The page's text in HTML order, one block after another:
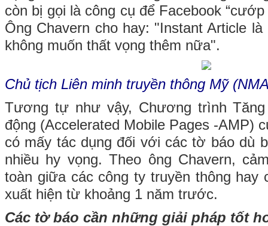
còn bị gọi là công cụ để Facebook
Ông Chavern cho hay: "Instant Article
không muốn thất vọng thêm nữa".
Chủ tịch Liên minh truyền thông Mỹ
Tương tự như vậy, Chương trình
động (Accelerated Mobile Pages -AMP)
có mấy tác dụng đối với các tờ báo dù
nhiều hy vọng. Theo ông Chavern,
toàn giữa các công ty truyền thông hay
xuất hiện từ khoảng 1 năm trước.
Các tờ báo cần những giải pháp tốt